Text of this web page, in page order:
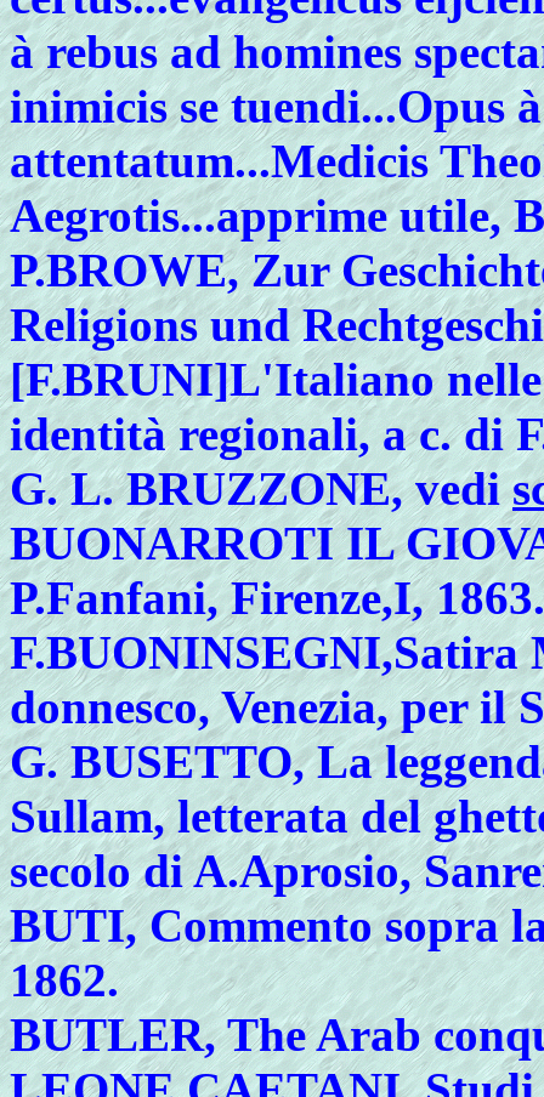
à rebus ad homines
inimicis se tuendi...Opus
attentatum...Medicis
Aegrotis...apprime utile,
P.BROWE, Zur
Religions und
[F.BRUNI]L'Italiano
identità regionali, a c. di
G.L. BRUZZONE, vedi
BUONARROTI IL
P.Fanfani, Firenze,I, 1863.
F.BUONINSEGNI,Satira
donnesco, Venezia, per il
G. BUSETTO, La
Sullam, letterata del
secolo di A.Aprosio,
BUTI, Commento sopra
1862.
BUTLER, The Arab